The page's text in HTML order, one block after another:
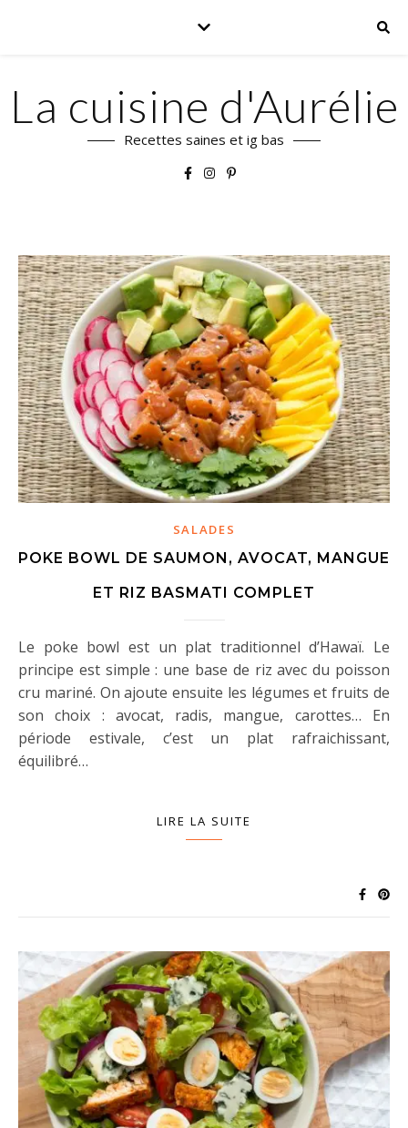
La cuisine d'Aurélie
Recettes saines et ig bas
SALADES
POKE BOWL DE SAUMON, AVOCAT, MANGUE
ET RIZ BASMATI COMPLET
Le poke bowl est un plat traditionnel d’Hawaï. Le
principe est simple : une base de riz avec du poisson
cru mariné. On ajoute ensuite les légumes et fruits de
son choix : avocat, radis, mangue, carottes… En
période estivale, c’est un plat rafraichissant,
équilibré…
LIRE LA SUITE